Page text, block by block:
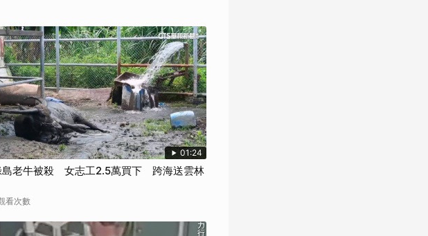
01:24
島老牛被殺 女志工2.5萬買下 跨海送雲林
看次數